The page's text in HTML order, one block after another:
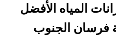
المياه الأفضل
الجنوب